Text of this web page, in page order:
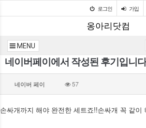
로그인 가입
옹아리닷컴
MENU
네이버페이에서 작성된 후기입니
네이버 페이 57
손싸개까지 해야 완전한 세트죠!!손싸개 꼭 같이